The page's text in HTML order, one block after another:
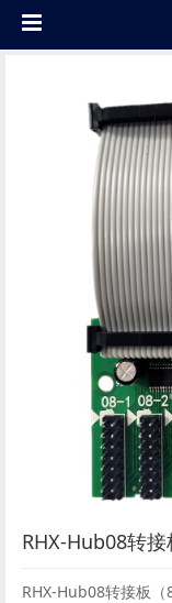
RHX-Hub08转接
RHX-Hub08转接板